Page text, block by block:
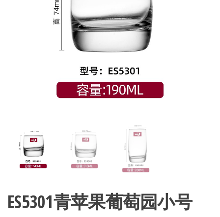
ES5301青苹果葡萄园小号